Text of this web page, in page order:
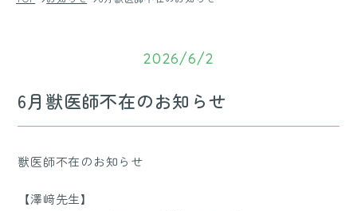
2026/6/2
6月獣医師不在のお知らせ
獣医師不在のお知らせ
【澤﨑先生】